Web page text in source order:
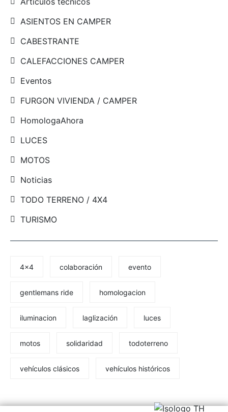
ASIENTOS EN CAMPER
CABESTRANTE
CALEFACCIONES CAMPER
Eventos
FURGON VIVIENDA / CAMPER
HomologaAhora
LUCES
MOTOS
Noticias
TODO TERRENO / 4X4
TURISMO
4x4 colaboración evento
gentlemans ride homologacion
iluminacion laglización luces
motos solidaridad todoterreno
vehículos clásicos vehículos históricos